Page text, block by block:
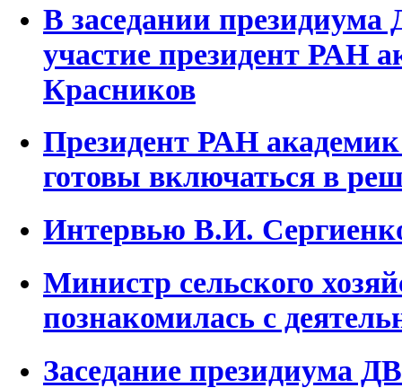
В заседании
участие президент РАН
Красников
Президент РАН
готовы включаться в
Интервью В.И.
Министр сельского
познакомилась с
Заседание президиума